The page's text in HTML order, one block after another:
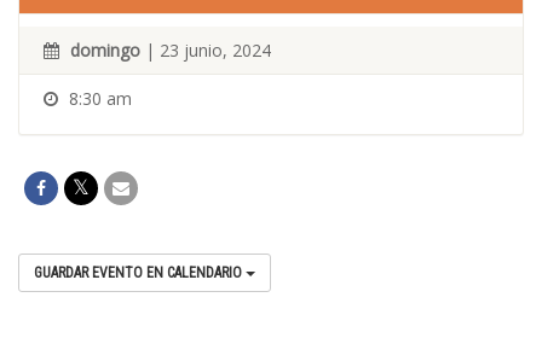
domingo | 23 junio, 2024
8:30 am
GUARDAR EVENTO EN CALENDARIO